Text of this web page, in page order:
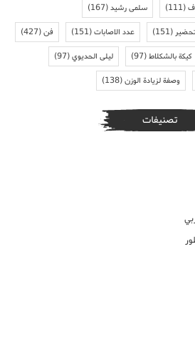
(111) سلمى رشيد(167)
(151) عدد الاصابات(151) فن(427)
كيكة بالشكلاط(97) ليلى الحديوي(97)
وصفة لزيادة الوزن(138)
تصنيفات